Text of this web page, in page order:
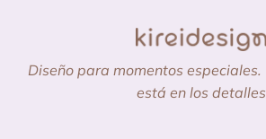
Diseño para momentos especiales.
está en los detalles